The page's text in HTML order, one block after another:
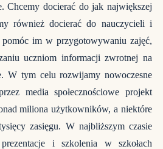
Chcemy docierać do jak największej
również docierać do nauczycieli i
im w przygotowywaniu zajęć,
uczniom informacji zwrotnej na
W tym celu rozwijamy nowoczesne
media społecznościowe projekt
miliona użytkowników, a niektóre
zasięgu. W najbliższym czasie
i szkolenia w szkołach